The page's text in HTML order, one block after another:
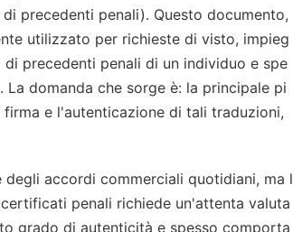
precedenti penali). Questo documento,
utilizzato per richieste di visto, impieg
precedenti penali di un individuo e spe
domanda che sorge è: la principale pi
e l'autenticazione di tali traduzioni,
accordi commerciali quotidiani, ma l
penali richiede un'attenta valuta
grado di autenticità e spesso comporta